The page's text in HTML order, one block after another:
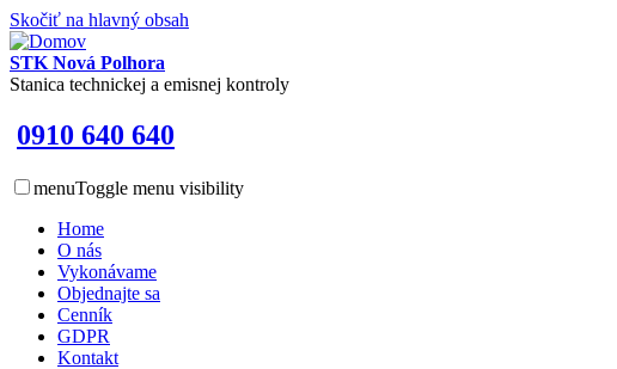
Skočiť na hlavný obsah
STK Nová Polhora
Stanica technickej a emisnej kontroly
0910 640 640
menuToggle menu visibility
Home
O nás
Vykonávame
Objednajte sa
Cenník
GDPR
Kontakt